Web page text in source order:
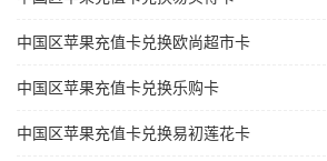
中国区苹果充值卡兑换欧尚超市卡
中国区苹果充值卡兑换乐购卡
中国区苹果充值卡兑换易初莲花卡